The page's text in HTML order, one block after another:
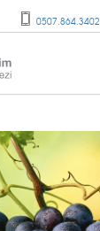
0507.864.3402